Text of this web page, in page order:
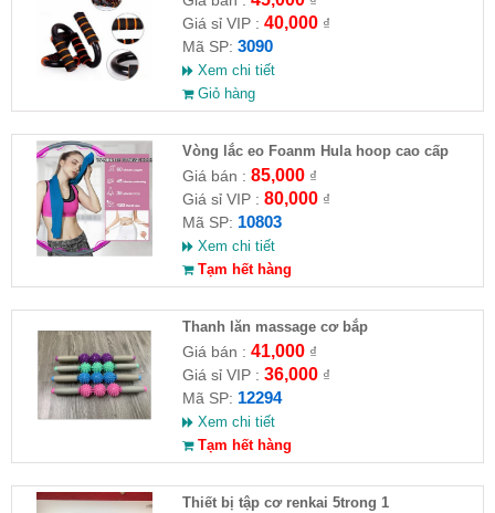
Giá sỉ VIP : 40,000₫
Mã SP: 3090
Xem chi tiết
Giỏ hàng
Vòng lắc eo Foanm Hula hoop cao cấp
Giá bán : 85,000₫
Giá sỉ VIP : 80,000₫
Mã SP: 10803
Xem chi tiết
Tạm hết hàng
Thanh lăn massage cơ bắp
Giá bán : 41,000₫
Giá sỉ VIP : 36,000₫
Mã SP: 12294
Xem chi tiết
Tạm hết hàng
Thiết bị tập cơ renkai 5trong 1